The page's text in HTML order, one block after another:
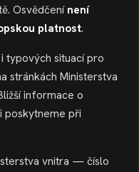
Osvědčenínení
platnost.
typových situací pro
stránkách Ministerstva
informace o
poskytneme při
vnitra — číslo